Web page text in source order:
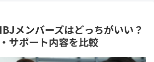
メンバーズはどっちがいい？
サポート内容を比較